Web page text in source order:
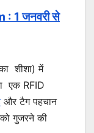
1 जनवरी से
शीशा) में
एक RFID
और टैग पहचान
गुजरने की